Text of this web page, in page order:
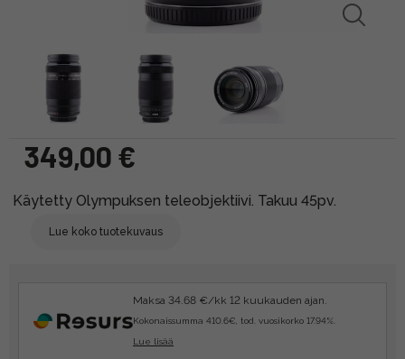
349,00 €
Käytetty Olympuksen teleobjektiivi. Takuu 45pv.
Lue koko tuotekuvaus
Maksa 34.68 €/kk 12 kuukauden ajan.
Kokonaissumma 410.6€, tod. vuosikorko 17.94%.
Lue lisää